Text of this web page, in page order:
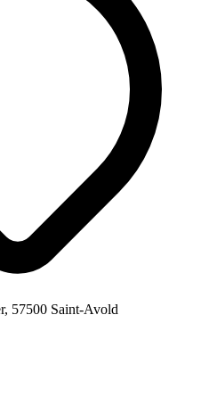
57500 Saint-Avold